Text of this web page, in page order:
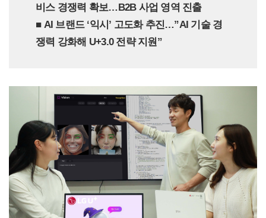
비스 경쟁력 확보…B2B 사업 영역 진출
■ AI 브랜드 ‘익시’ 고도화 추진…”AI 기술 경
쟁력 강화해 U+3.0 전략 지원”